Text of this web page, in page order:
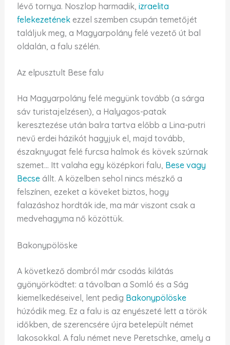
lévő tornya. Noszlop harmadik, izraelita
felekezeténekezzel szemben csupán temetőjét
találjuk meg, a Magyarpolány felé vezető út bal
oldalán, a falu szélén.
Az elpusztult Bese falu
Ha Magyarpolány felé megyünk tovább (a sárga
sáv turistajelzésen), a Halyagos-patak
keresztezése után balra tartva előbb a Lina-putri
nevű erdei házikót hagyjuk el, majd tovább,
északnyugat felé furcsa halmok és kövek szúrnak
szemet… Itt valaha egy középkori falu, Bese vagy
Becseállt. A közelben sehol nincs mészkő a
felszínen, ezeket a köveket biztos, hogy
falazáshoz hordták ide, ma már viszont csak a
medvehagyma nő közöttük.
Bakonypölöske
A következő dombról már csodás kilátás
gyönyörködtet: a távolban a Somló és a Ság
kiemelkedéseivel, lent pedig Bakonypölöske
húzódik meg. Ez a falu is az enyészeté lett a török
időkben, de szerencsére újra betelepült német
lakosokkal. A falu német neve Peretschke, amely a